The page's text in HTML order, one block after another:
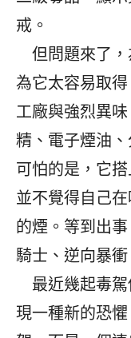
戒。
但問題來了，
為它太容易取
工廠與強烈異
精、電子煙油
可怕的是，它
並不覺得自己
的煙。等到出
騎士、逆向暴衝
最近幾起毒駕
現一種新的恐